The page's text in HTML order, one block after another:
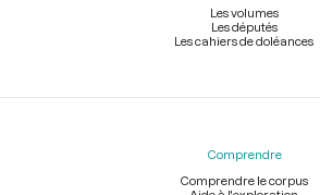
Les volumes
Les députés
Les cahiers de doléances
Comprendre
Comprendre le corpus